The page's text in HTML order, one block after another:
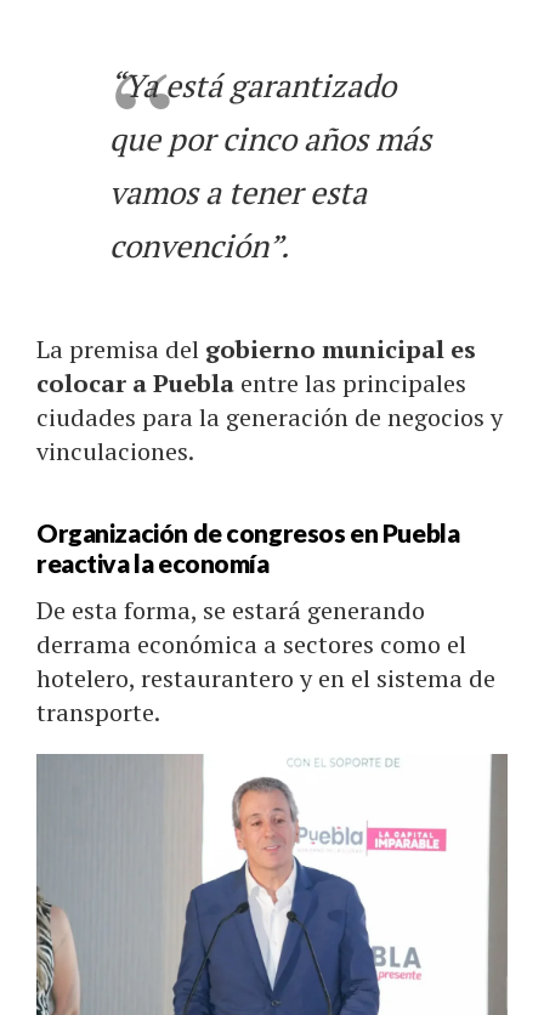
“Ya está garantizado
que por cinco años más
vamos a tener esta
convención”.
La premisa del gobierno municipal es
colocar a Puebla entre las principales
ciudades para la generación de negocios y
vinculaciones.
Organización de congresos en Puebla
reactiva la economía
De esta forma, se estará generando
derrama económica a sectores como el
hotelero, restaurantero y en el sistema de
transporte.